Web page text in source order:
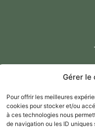
Gérer le
Pour offrir les meilleures
cookies pour stocker et/ou
à ces technologies nous
de navigation ou les ID